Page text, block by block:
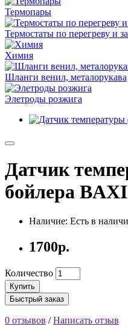
Термопары
Термостаты по перегреву и
Химия
Шланги венил, металорукава
Элетроды розжига
Датчик
бойлера
Наличие: Есть в
1700р.
Количество
Купить
Быстрый заказ
0 отзывов /Написать отзыв